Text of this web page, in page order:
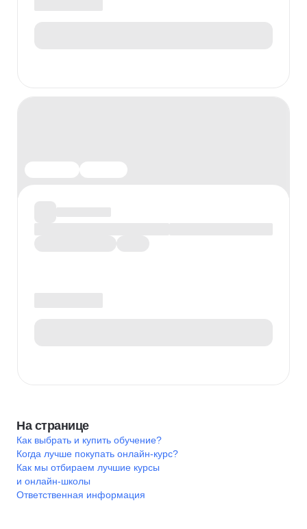
На странице
Как выбрать и купить обучение?
Когда лучше покупать онлайн-курс?
Как мы отбираем лучшие курсы
и онлайн-школы
Ответственная информация